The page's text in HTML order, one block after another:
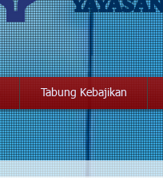
Tabung Kebajikan